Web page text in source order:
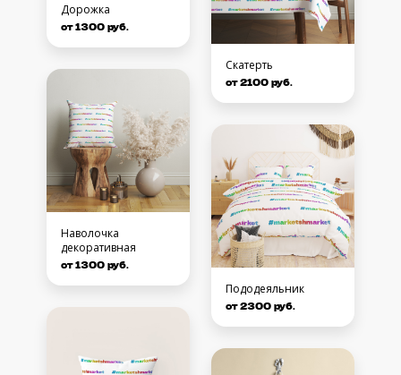
Дорожка
от 1300 руб.
Наволочка
декоративная
от 1300 руб.
Скатерть
от 2100 руб.
Пододеяльник
от 2300 руб.